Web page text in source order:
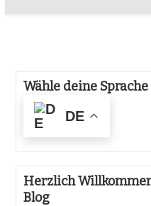
Wähle deine Sprache
DE
Herzlich
Blog